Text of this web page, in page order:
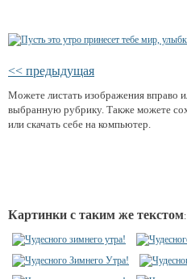
<< предыдущая
Можете листать изображения вправо
выбранную рубрику. Также можете
или скачать себе на компьютер.
Картинки с таким же текстом: